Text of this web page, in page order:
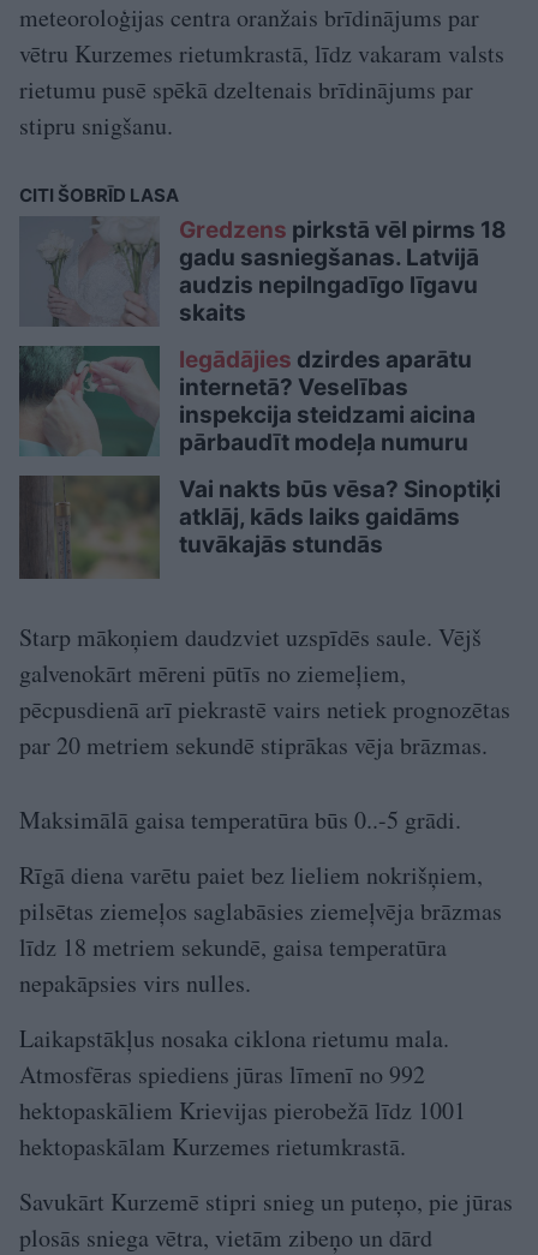
meteoroloģijas centra oranžais brīdinājums par
vētru Kurzemes rietumkrastā, līdz vakaram valsts
rietumu pusē spēkā dzeltenais brīdinājums par
stipru snigšanu.
CITI ŠOBRĪD LASA
Gredzens pirkstā vēl pirms 18
gadu sasniegšanas. Latvijā
audzis nepilngadīgo līgavu
skaits
Iegādājies dzirdes aparātu
internetā? Veselības
inspekcija steidzami aicina
pārbaudīt modeļa numuru
Vai nakts būs vēsa? Sinoptiķi
atklāj, kāds laiks gaidāms
tuvākajās stundās
Starp mākoņiem daudzviet uzspīdēs saule. Vējš
galvenokārt mēreni pūtīs no ziemeļiem,
pēcpusdienā arī piekrastē vairs netiek prognozētas
par 20 metriem sekundē stiprākas vēja brāzmas.
Maksimālā gaisa temperatūra būs 0..-5 grādi.
Rīgā diena varētu paiet bez lieliem nokrišņiem,
pilsētas ziemeļos saglabāsies ziemeļvēja brāzmas
līdz 18 metriem sekundē, gaisa temperatūra
nepakāpsies virs nulles.
Laikapstākļus nosaka ciklona rietumu mala.
Atmosfēras spiediens jūras līmenī no 992
hektopaskāliem Krievijas pierobežā līdz 1001
hektopaskālam Kurzemes rietumkrastā.
Savukārt Kurzemē stipri snieg un puteņo, pie jūras
plosās sniega vētra, vietām zibeņo un dārd